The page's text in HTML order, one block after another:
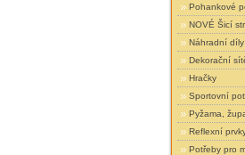
Pohankové
NOVÉ Šicí
Náhradní
Dekorační
Hračky
Sportovní
Pyžama,
Reflexní
Potřeby pro